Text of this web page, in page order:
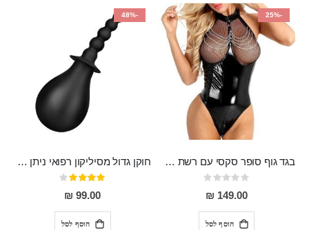
-25%
בגד גוף סופר סקסי עם רשת שקופה בחזה ושרשרות מלמעלה וריצרץ מלמטה Pan במפשעה
Rating:
0%
149.00 ₪
הוסף לסל
-48%
חוקן גדול מסיליקון רפואי ניתן לשימוש גם כפלאג וגם כחרוזים אנאלים
דירוג:
80%
99.00 ₪
הוסף לסל